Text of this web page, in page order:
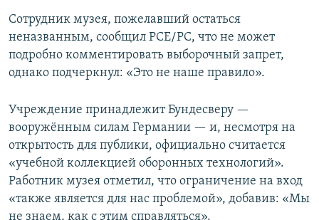
Сотрудник музея, пожелавший остаться
неназванным, сообщил РСЕ/РС, что не может
подробно комментировать выборочный запрет,
однако подчеркнул: «Это не наше правило».
Учреждение принадлежит Бундесверу —
вооружённым силам Германии — и, несмотря на
открытость для публики, официально считается
«учебной коллекцией оборонных технологий».
Работник музея отметил, что ограничение на вход
«также является для нас проблемой», добавив: «Мы
не знаем, как с этим справляться».